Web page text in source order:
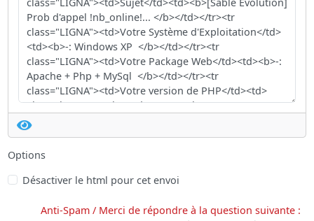
Options
Désactiver le html pour cet envoi
Anti-Spam / Merci de répondre à la question suivante :